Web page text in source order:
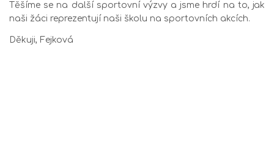
Těšíme se na další sportovní výzvy a jsme hrdí na to, jak
naši žáci reprezentují naši školu na sportovních akcích.
Děkuji, Fejková